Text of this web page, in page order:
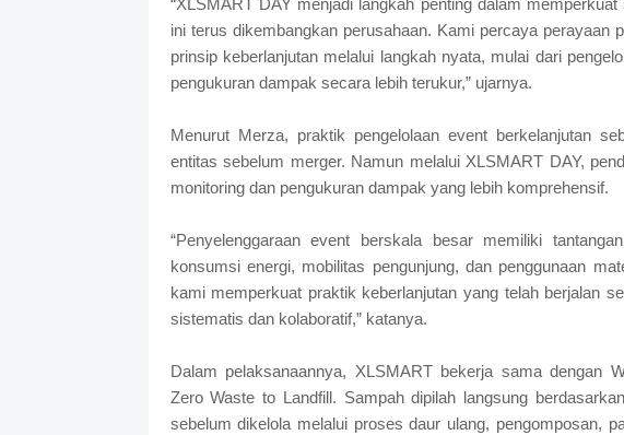
“XLSMART DAY menjadi langkah penting dalam
ini terus dikembangkan perusahaan. Kami percaya perayaan
prinsip keberlanjutan melalui langkah nyata, mulai dari
pengukuran dampak secara lebih terukur,” ujarnya.
Menurut Merza, praktik pengelolaan event berkelanjutan
entitas sebelum merger. Namun melalui XLSMART DAY,
monitoring dan pengukuran dampak yang lebih komprehensif.
“Penyelenggaraan event berskala besar memiliki
konsumsi energi, mobilitas pengunjung, dan penggunaan
kami memperkuat praktik keberlanjutan yang telah berjalan
sistematis dan kolaboratif,” katanya.
Dalam pelaksanaannya, XLSMART bekerja sama dengan
Zero Waste to Landfill. Sampah dipilah langsung
sebelum dikelola melalui proses daur ulang, pengomposan,